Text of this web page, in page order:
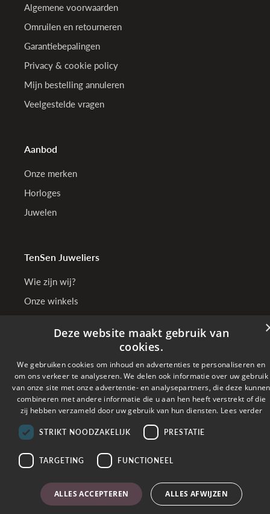
Algemene voorwaarden
Omruilen en retourneren
Garantiebepalingen
Privacy & cookie policy
Mijn bestelling annuleren
Veelgestelde vragen
Aanbod
Onze merken
Horloges
Juwelen
TenSen Juweliers
Wie zijn wij?
Onze winkels
Online betalen met
Verzonden met
byTilroy
Deze website maakt gebruik van
cookies.
We gebruiken cookies om inhoud en advertenties te personaliseren en
om ons verkeer te analyseren. We delen ook informatie over uw gebruik
van onze site met onze advertentie- en analysepartners, die deze kunnen
combineren met andere informatie die u aan hen heeft verstrekt of die
zij hebben verzameld door uw gebruik van hun diensten. Lees verder
STRIKT NOODZAKELIJK PRESTATIE
TARGETING FUNCTIONEEL
ALLES ACCEPTEREN ALLES AFWIJZEN